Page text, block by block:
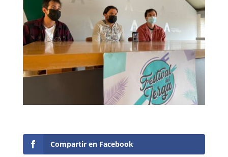
Compartir en Facebook